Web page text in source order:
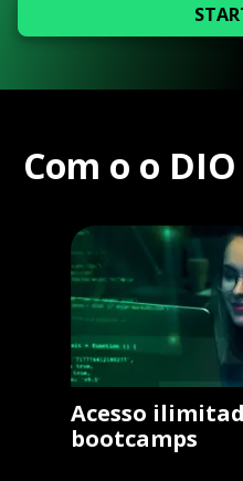
Com o o
Acesso
bootcamps